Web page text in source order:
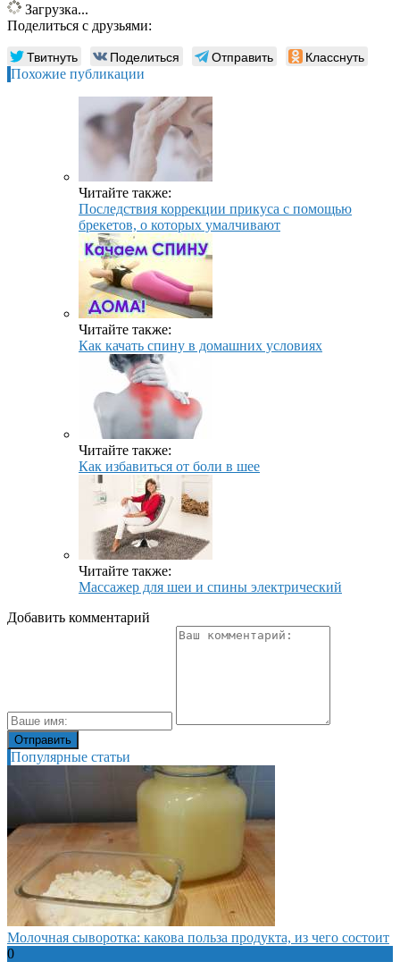
Загрузка...
Поделиться с друзьями:
Твитнуть Поделиться Отправить Класснуть
Похожие публикации
Читайте также:
Последствия коррекции прикуса с помощью
брекетов, о которых умалчивают
Читайте также:
Как качать спину в домашних условиях
Читайте также:
Как избавиться от боли в шее
Читайте также:
Массажер для шеи и спины электрический
Добавить комментарий
Популярные статьи
Молочная сыворотка: какова польза продукта, из чего состоит
0